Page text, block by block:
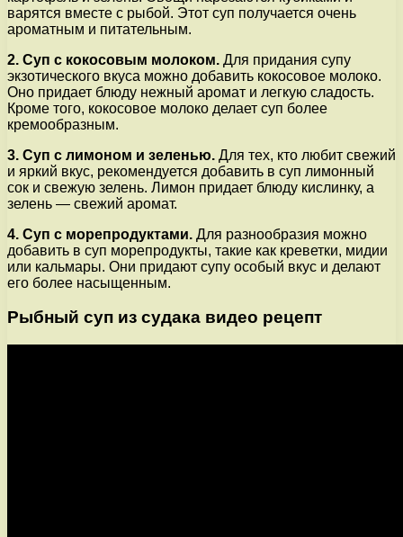
варятся вместе с рыбой. Этот суп получается очень
ароматным и питательным.
2. Суп с кокосовым молоком. Для придания супу
экзотического вкуса можно добавить кокосовое молоко.
Оно придает блюду нежный аромат и легкую сладость.
Кроме того, кокосовое молоко делает суп более
кремообразным.
3. Суп с лимоном и зеленью. Для тех, кто любит свежий
и яркий вкус, рекомендуется добавить в суп лимонный
сок и свежую зелень. Лимон придает блюду кислинку, а
зелень — свежий аромат.
4. Суп с морепродуктами. Для разнообразия можно
добавить в суп морепродукты, такие как креветки, мидии
или кальмары. Они придают супу особый вкус и делают
его более насыщенным.
Рыбный суп из судака видео рецепт